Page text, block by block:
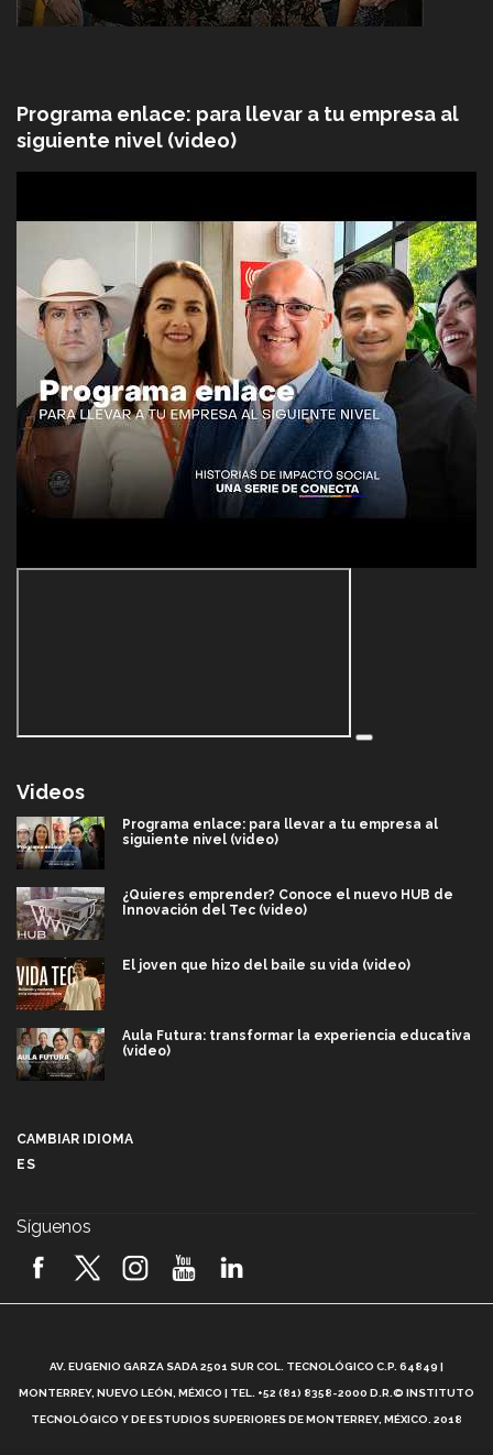
Programa enlace: para llevar a tu empresa al
siguiente nivel (video)
Videos
Programa enlace: para llevar a tu empresa al
siguiente nivel (video)
¿Quieres emprender? Conoce el nuevo HUB de
Innovación del Tec (video)
El joven que hizo del baile su vida (video)
Aula Futura: transformar la experiencia educativa
(video)
2026! (video)
¿Cómo es el Modelo Educativo Tec? (video)
CAMBIAR IDIOMA
ES
Síguenos
AV. EUGENIO GARZA SADA 2501 SUR COL. TECNOLÓGICO C.P. 64849 |
MONTERREY, NUEVO LEÓN, MÉXICO | TEL. +52 (81) 8358-2000 D.R.© INSTITUTO
TECNOLÓGICO Y DE ESTUDIOS SUPERIORES DE MONTERREY, MÉXICO. 2018